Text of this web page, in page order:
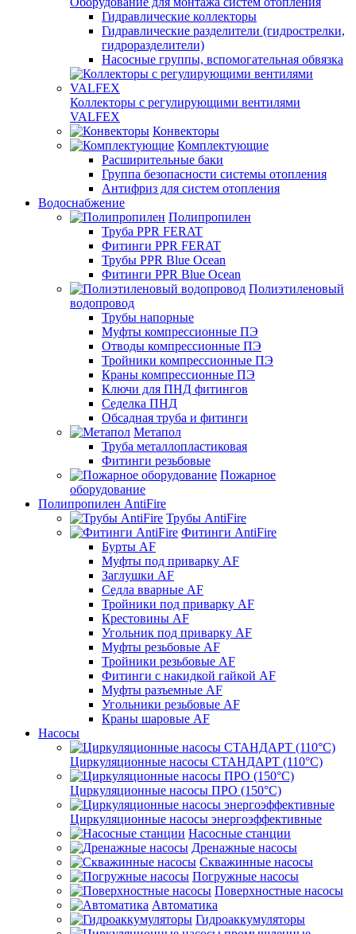
Гидравлические коллекторы
Гидравлические разделители (гидрострелки,
гидроразделители)
Насосные группы, вспомогательная обвязка
Коллекторы с регулирующими вентилями
VALFEX
Конвекторы
Комплектующие
Расширительные баки
Группа безопасности системы отопления
Антифриз для систем отопления
Водоснабжение
Полипропилен
Труба PPR FERAT
Фитинги PPR FERAT
Трубы PPR Blue Ocean
Фитинги PPR Blue Ocean
Полиэтиленовый
водопровод
Трубы напорные
Муфты компрессионные ПЭ
Отводы компрессионные ПЭ
Тройники компрессионные ПЭ
Краны компрессионные ПЭ
Ключи для ПНД фитингов
Седелка ПНД
Обсадная труба и фитинги
Метапол
Труба металлопластиковая
Фитинги резьбовые
Пожарное
оборудование
Полипропилен AntiFire
Трубы AntiFire
Фитинги AntiFire
Бурты AF
Муфты под приварку AF
Заглушки AF
Седла вварные AF
Тройники под приварку AF
Крестовины AF
Угольник под приварку AF
Муфты резьбовые AF
Тройники резьбовые AF
Фитинги с накидкой гайкой AF
Муфты разъемные AF
Угольники резьбовые AF
Краны шаровые AF
Насосы
Циркуляционные насосы СТАНДАРТ (110°C)
Циркуляционные насосы ПРО (150°C)
Циркуляционные насосы энергоэффективные
Насосные станции
Дренажные насосы
Скважинные насосы
Погружные насосы
Поверхностные насосы
Автоматика
Гидроаккумуляторы